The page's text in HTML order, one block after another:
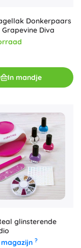
Donkerpaars
Diva
In mandje
glinsterende
?